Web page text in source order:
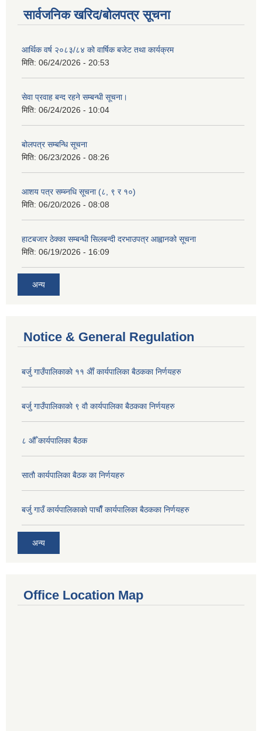
सार्वजनिक खरिद/बोलपत्र सूचना
आर्थिक वर्ष २०८३/८४ को वार्षिक बजेट तथा कार्यक्रम
मिति: 06/24/2026 - 20:53
सेवा प्रवाह बन्द रहने सम्बन्धी सूचना।
मिति: 06/24/2026 - 10:04
बोलपत्र सम्बन्धि सूचना
मिति: 06/23/2026 - 08:26
आशय पत्र सम्ब्नधि सूचना (८, ९ र १०)
मिति: 06/20/2026 - 08:08
हाटबजार ठेक्का सम्बन्धी सिलबन्दी दरभाउपत्र आह्वानको सूचना
मिति: 06/19/2026 - 16:09
अन्य
Notice & General Regulation
बर्जु गाउँपालिकाकाे ११ अैाँ कार्यपालिका बैठकका निर्णयहरु
बर्जु गाउँपालिकाकाे ९ वाै‌ कार्यपालिका बैठकका निर्णयहरु
८ औँ कार्यपालिका बैठक
साताै‌ कार्यपालिका बैठक का निर्णयहरु
बर्जु गाउँ कार्यपालिकाकाे पाचाै‌ँ कार्यपालिका बैठकका निर्णयहरु
अन्य
Office Location Map